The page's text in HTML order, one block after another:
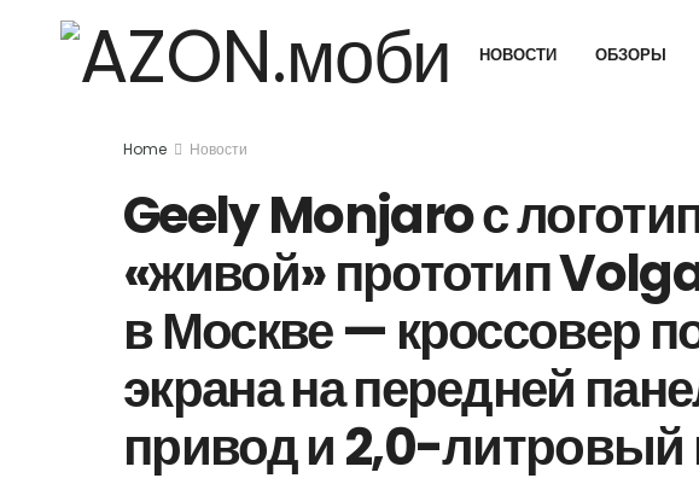
НОВОСТИ ОБЗОРЫ
Home Новости
Geely Monjaro с
«живой» прототип
в Москве — кроссовер
экрана на передней
привод и 2,0-литровый